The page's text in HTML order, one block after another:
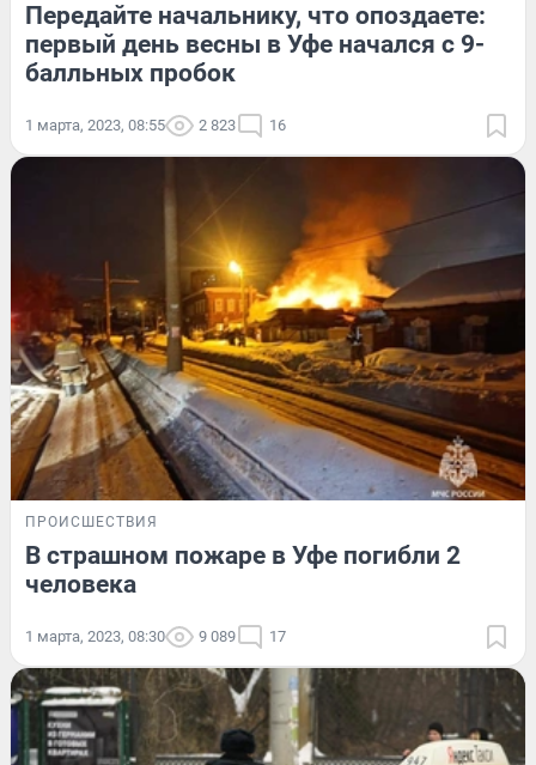
Передайте начальнику, что опоздаете:
первый день весны в Уфе начался с 9-
балльных пробок
1 марта, 2023, 08:55 2 823 16
ПРОИСШЕСТВИЯ
В страшном пожаре в Уфе погибли 2
человека
1 марта, 2023, 08:30 9 089 17